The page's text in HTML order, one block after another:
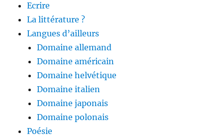
Ecrire
La littérature ?
Langues d’ailleurs
Domaine allemand
Domaine américain
Domaine helvétique
Domaine italien
Domaine japonais
Domaine polonais
Poésie